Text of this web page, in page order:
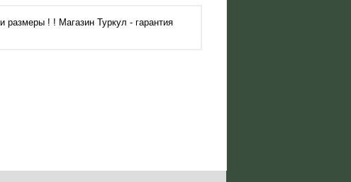
размеры ! ! Магазин Туркул - гарантия